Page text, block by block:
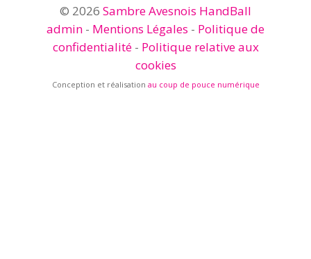
© 2026 Sambre Avesnois HandBall
admin - Mentions Légales - Politique de
confidentialité- Politique relative aux
cookies
Conception et réalisation au coup de pouce numérique